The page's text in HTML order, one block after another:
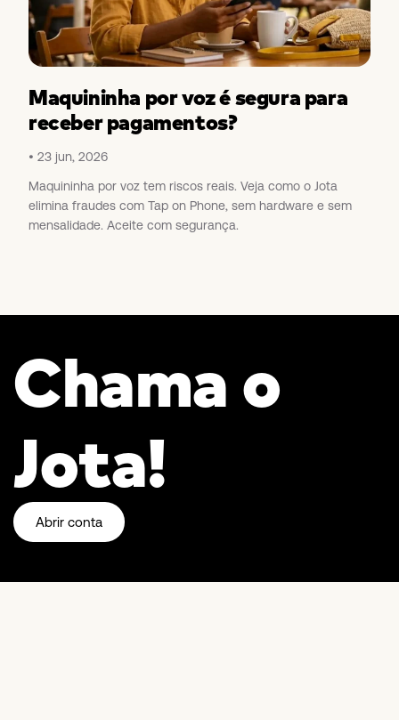
Maquininha por voz é segura para
receber pagamentos?
23 jun, 2026
Maquininha por voz tem riscos reais. Veja como o Jota
elimina fraudes com Tap on Phone, sem hardware e sem
mensalidade. Aceite com segurança.
Chama o
Jota!
Abrir conta